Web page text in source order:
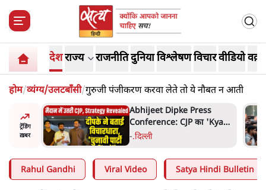
देशराज्य राजनीतिदुनियाविश्लेषणविचारवीडियो
होम/व्यंग्य/उलटबाँसी/गुरुजी पंजीकरण करवा लेते तो ये नौबत न आती
ट्रेंडिंग
ख़बर
' अंडों
सेनानी
Abhijeet Dipke Press
Conference: CJP का 'Kya
Bolti Public' अभियान, चुनाव
-.दिल्ली
Rahul Gandhi Viral Video Satya Hindi Bulletin